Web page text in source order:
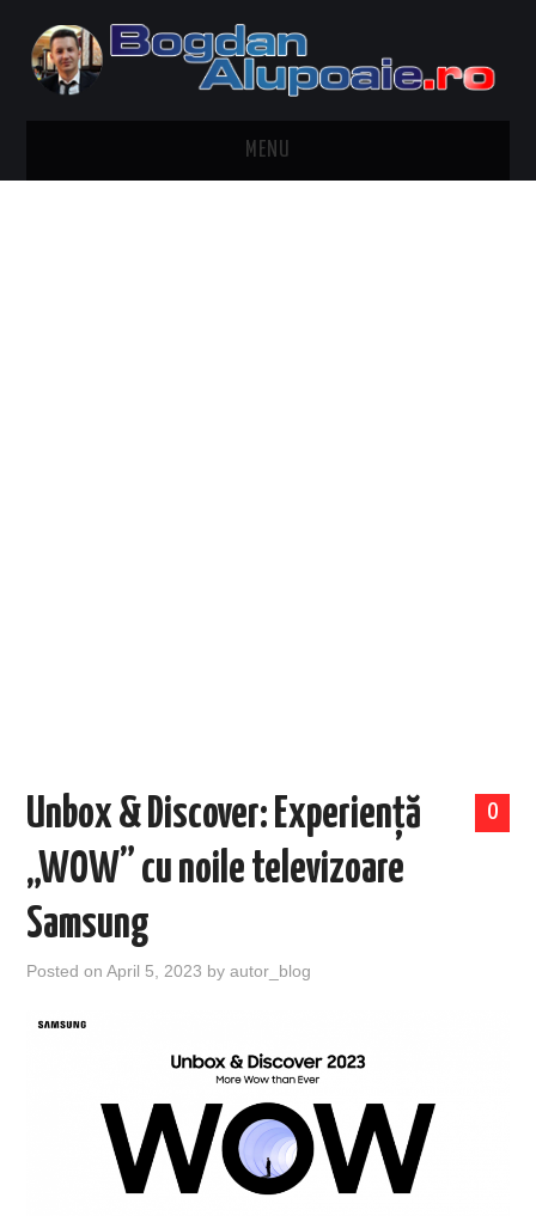
MENU
0
Unbox & Discover: Experiență
„WOW” cu noile televizoare
Samsung
Posted onApril 5, 2023 byautor_blog